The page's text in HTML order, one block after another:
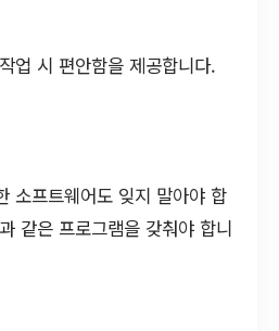
업 시 편안함을 제공합니다.
소프트웨어도 잊지 말아야 합
같은 프로그램을 갖춰야 합니